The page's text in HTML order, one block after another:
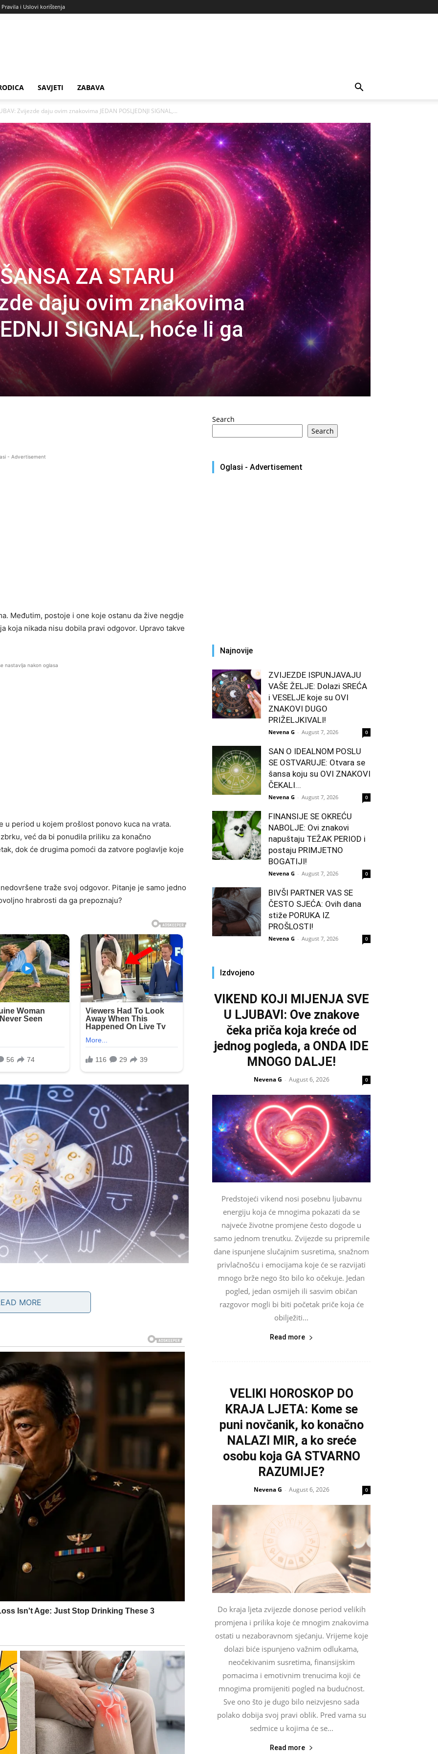
Pravila i Uslovi korištenja
SAVJETI ZABAVA
Zvijezde daju ovim znakovima JEDAN POSLJEDNJI SIGNAL,...
ZA STARU
daju ovim znakovima
SIGNAL, hoće li ga
- Advertisement
Međutim, postoje i one koje ostanu da žive negdje
koja nikada nisu dobila pravi odgovor. Upravo takve
nastavlja nakon oglasa
period u kojem prošlost ponovo kuca na vrata.
već da bi ponudila priliku za konačno
dok će drugima pomoći da zatvore poglavlje koje
traže svoj odgovor. Pitanje je samo jedno
hrabrosti da ga prepoznaju?
neizgovorenih stvari. Iako ste pokušali da
koga su nekada mnogo voljeli. Ta osoba nosi
zaboraviti.
da kaže.
Neko ko je dugo ćutao sada želi da obnovi
na koji gledate na stari odnos.
odnos koji je nekada imao posebno mjesto u
više zrelosti sa obje strane.
MORE
Search
Search
Oglasi - Advertisement
Najnovije
ZVIJEZDE ISPUNJAVAJU
VAŠE ŽELJE: Dolazi SREĆA
i VESELJE koje su OVI
ZNAKOVI DUGO
PRIŽELJKIVALI!
Nevena G - August 7, 2026 0
SAN O IDEALNOM POSLU
SE OSTVARUJE: Otvara se
šansa koju su OVI ZNAKOVI
ČEKALI...
Nevena G - August 7, 2026 0
FINANSIJE SE OKREĆU
NABOLJE: Ovi znakovi
napuštaju TEŽAK PERIOD i
postaju PRIMJETNO
BOGATIJI!
Nevena G - August 7, 2026 0
BIVŠI PARTNER VAS SE
ČESTO SJEĆA: Ovih dana
stiže PORUKA IZ
PROŠLOSTI!
Nevena G - August 7, 2026 0
Izdvojeno
VIKEND KOJI MIJENJA SVE
U LJUBAVI: Ove znakove
čeka priča koja kreće od
jednog pogleda, a ONDA IDE
MNOGO DALJE!
Nevena G - August 6, 2026 0
Predstojeći vikend nosi posebnu ljubavnu
energiju koja će mnogima pokazati da se
najveće životne promjene često dogode u
samo jednom trenutku. Zvijezde su pripremile
dane ispunjene slučajnim susretima, snažnom
privlačnošću i emocijama koje će se razvijati
mnogo brže nego što bilo ko očekuje. Jedan
pogled, jedan osmijeh ili sasvim običan
razgovor mogli bi biti početak priče koja će
obilježiti...
Read more
VELIKI HOROSKOP DO
KRAJA LJETA: Kome se
puni novčanik, ko konačno
NALAZI MIR, a ko sreće
osobu koja GA STVARNO
RAZUMIJE?
Nevena G - August 6, 2026 0
Do kraja ljeta zvijezde donose period velikih
promjena i prilika koje će mnogim znakovima
ostati u nezaboravnom sjećanju. Vrijeme koje
dolazi biće ispunjeno važnim odlukama,
neočekivanim susretima, finansijskim
pomacima i emotivnim trenucima koji će
mnogima promijeniti pogled na budućnost.
Sve ono što je dugo bilo neizvjesno sada
polako dobija svoj pravi oblik. Pred vama su
sedmice u kojima će se...
Read more